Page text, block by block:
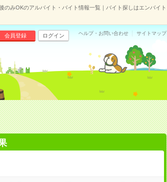
のみOKのアルバイト・バイト情報一覧｜バイト探しはエンバイト
会員登録 ログイン ヘルプ・お問い合わせ サイトマップ